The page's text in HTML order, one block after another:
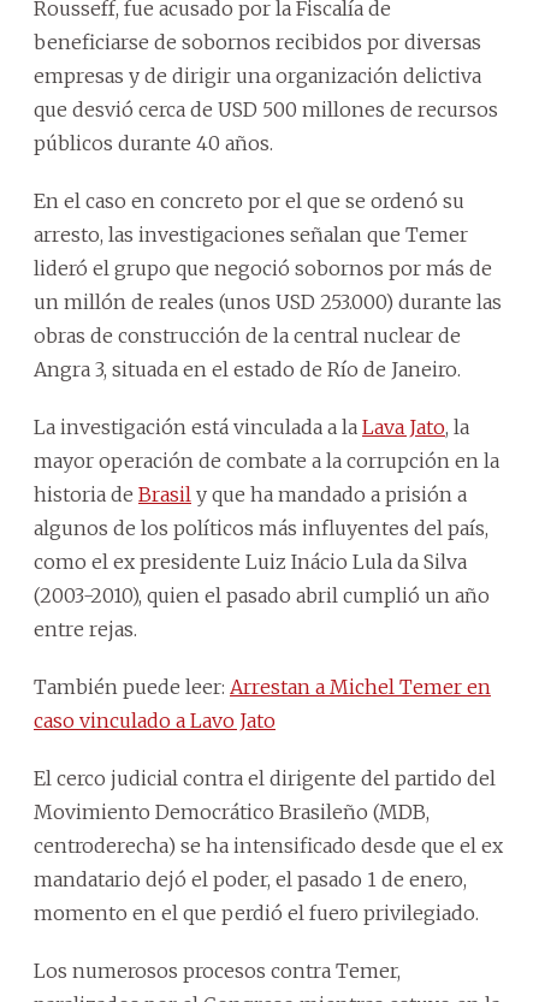
Rousseff, fue acusado por la Fiscalía de
beneficiarse de sobornos recibidos por diversas
empresas y de dirigir una organización delictiva
que desvió cerca de USD 500 millones de recursos
públicos durante 40 años.
En el caso en concreto por el que se ordenó su
arresto, las investigaciones señalan que Temer
lideró el grupo que negoció sobornos por más de
un millón de reales (unos USD 253.000) durante las
obras de construcción de la central nuclear de
Angra 3, situada en el estado de Río de Janeiro.
La investigación está vinculada a la Lava Jato, la
mayor operación de combate a la corrupción en la
historia de Brasil y que ha mandado a prisión a
algunos de los políticos más influyentes del país,
como el ex presidente Luiz Inácio Lula da Silva
(2003-2010), quien el pasado abril cumplió un año
entre rejas.
También puede leer: Arrestan a Michel Temer en
caso vinculado a Lavo Jato
El cerco judicial contra el dirigente del partido del
Movimiento Democrático Brasileño (MDB,
centroderecha) se ha intensificado desde que el ex
mandatario dejó el poder, el pasado 1 de enero,
momento en el que perdió el fuero privilegiado.
Los numerosos procesos contra Temer,